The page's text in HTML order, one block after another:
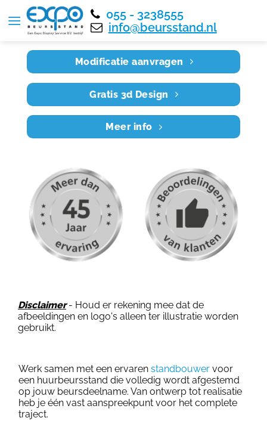
055 - 3238555
info@beursstand.nl
Home RE9X8 010
Modificatie aanvragen
Gratis 3d Design
Meer info
Disclaimer- Houd er rekening mee dat de
afbeeldingen en logo's alleen ter illustratie worden
gebruikt.
Werk samen met een ervaren standbouwer voor
een huurbeursstand die volledig wordt afgestemd
op jouw beursdeelname. Van ontwerp tot realisatie
heb je één vast aanspreekpunt voor het complete
traject.